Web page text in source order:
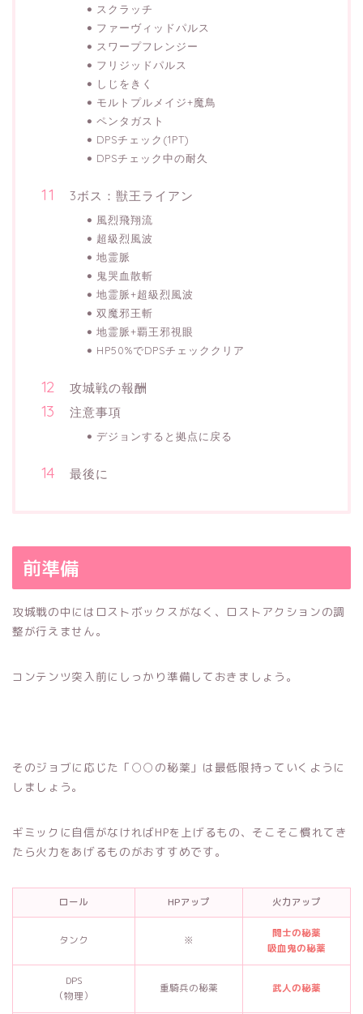
スクラッチ
ファーヴィッドパルス
スワープフレンジー
フリジッドパルス
しじをきく
モルトプルメイジ+魔鳥
ペンタガスト
DPSチェック(1PT)
DPSチェック中の耐久
3ボス：獣王ライアン
風烈飛翔流
超級烈風波
地霊脈
鬼哭血散斬
地霊脈+超級烈風波
双魔邪王斬
地霊脈+覇王邪視眼
HP50%でDPSチェッククリア
攻城戦の報酬
注意事項
デジョンすると拠点に戻る
最後に
前準備
攻城戦の中にはロストボックスがなく、ロストアクションの調
整が行えません。
コンテンツ突入前にしっかり準備しておきましょう。
そのジョブに応じた「○○の秘薬」は最低限持っていくように
しましょう。
ギミックに自信がなければHPを上げるもの、そこそこ慣れてき
たら火力をあげるものがおすすめです。
ロール HPアップ 火力アップ
タンク ※
闘士の秘薬
吸血鬼の秘薬
DPS
（物理）
重騎兵の秘薬 武人の秘薬